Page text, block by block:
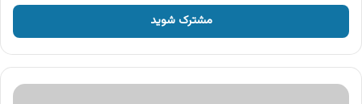
خود
وارد
کنید
آگهی